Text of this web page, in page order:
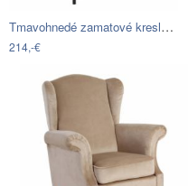
Tmavohnedé zamatové kreslo Actona Cloe
214,-€